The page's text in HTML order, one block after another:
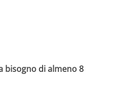
bisogno di almeno 8